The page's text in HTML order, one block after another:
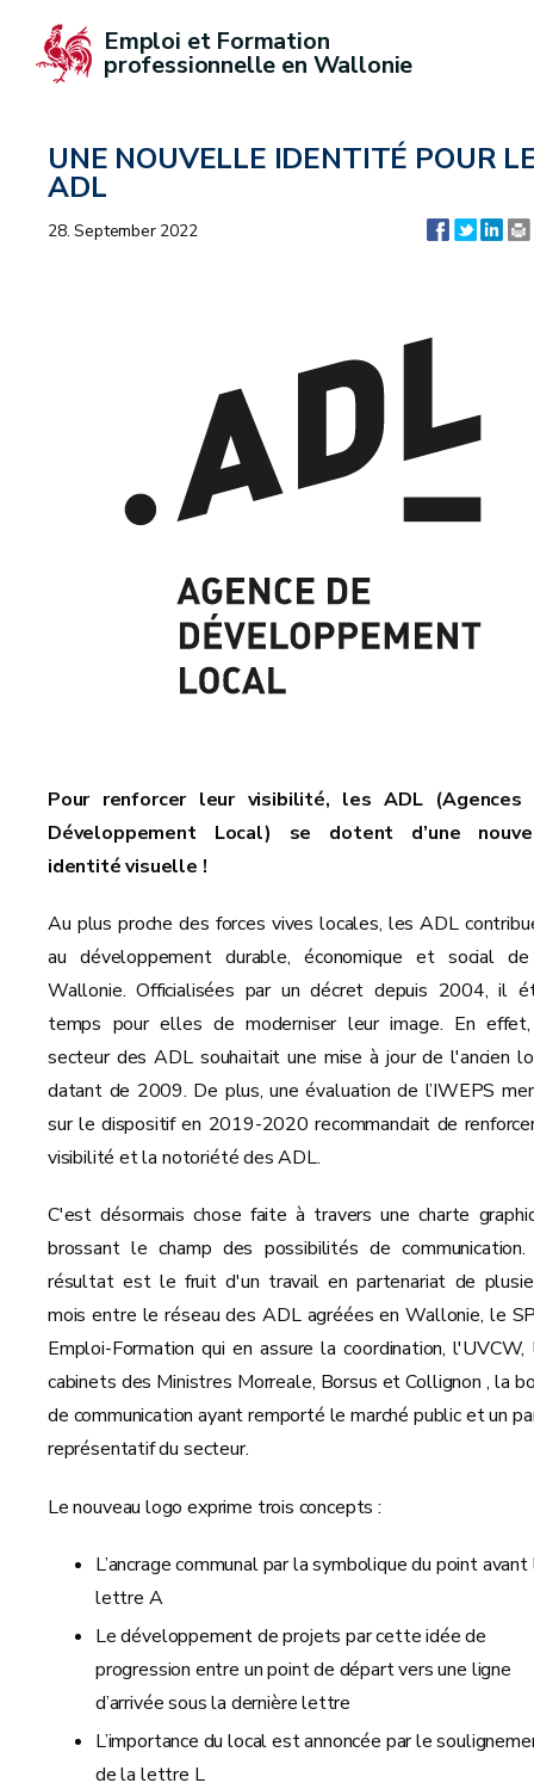
Emploi et Formation
professionnelle en Wallonie
UNE NOUVELLE IDENTITÉ POUR
ADL
28. September 2022
Pour renforcer leur visibilité, les ADL (Agences
Développement Local) se dotent d’une
identité visuelle !
Au plus proche des forces vives locales, les ADL
au développement durable, économique et social
Wallonie. Officialisées par un décret depuis 2004, il
temps pour elles de moderniser leur image. En
secteur des ADL souhaitait une mise à jour de l'ancien
datant de 2009. De plus, une évaluation de l’IWEPS
sur le dispositif en 2019-2020 recommandait de
visibilité et la notoriété des ADL.
C'est désormais chose faite à travers une charte
brossant le champ des possibilités de communication.
résultat est le fruit d'un travail en partenariat de
mois entre le réseau des ADL agréées en Wallonie, le
Emploi-Formation qui en assure la coordination, l'UVCW,
cabinets des Ministres Morreale, Borsus et Collignon , la
de communication ayant remporté le marché public et un
représentatif du secteur.
Le nouveau logo exprime trois concepts :
L’ancrage communal par la symbolique du point avant
lettre A
Le développement de projets par cette idée de
progression entre un point de départ vers une ligne
d’arrivée sous la dernière lettre
L’importance du local est annoncée par le
de la lettre L